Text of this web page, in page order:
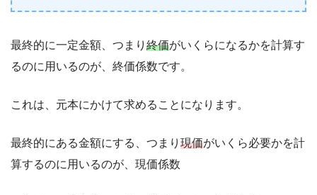
最終的に一定金額、つまり 終価がいくらになるかを計算す
るのに用いるのが、終価係数です。
これは、元本にかけて求めることになります。
最終的にある金額にする、つまり 現価がいくら必要かを計
算するのに用いるのが、現価係数